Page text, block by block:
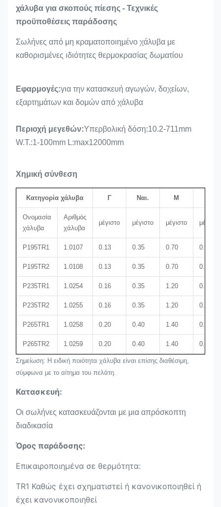
χάλυβα για σκοπούς πίεσης - Τεχνικές
προϋποθέσεις παράδοσης
Σωλήνες από μη κραματοποιημένο χάλυβα με
καθορισμένες ιδιότητες θερμοκρασίας δωματίου
Εφαρμογές:για την κατασκευή αγωγών, δοχείων,
εξαρτημάτων και δομών από χάλυβα
Περιοχή μεγεθών:Υπερβολική δόση:10.2-711mm
W.T.:1-100mm L:max12000mm
Χημική σύνθεση
Κατηγορία χάλυβα Γ Ναι. Μ
Ονομασία
χάλυβα
Αριθμός
χάλυβα
μέγιστο μέγιστο μέγιστο μέγιστο
P195TR1 1.0107 0.13 0.35 0.70 0.025
P195TR2 1.0108 0.13 0.35 0.70 0.025
P235TR1 1.0254 0.16 0.35 1.20 0.025
P235TR2 1.0255 0.16 0.35 1.20 0.025
P265TR1 1.0258 0.20 0.40 1.40 0.025
P265TR2 1.0259 0.20 0.40 1.40 0.025
Σημείωση: Η ειδική ποιότητα χάλυβα είναι επίσης διαθέσιμη,
σύμφωνα με το αίτημα του πελάτη.
Κατασκευή:
Οι σωλήνες κατασκευάζονται με μια απρόσκοπτη
διαδικασία
Όρος παράδοσης:
Επικαιροποιημένα σε θερμότητα:
TR1 Καθώς έχει σχηματιστεί ή κανονικοποιηθεί ή
έχει κανονικοποιηθεί